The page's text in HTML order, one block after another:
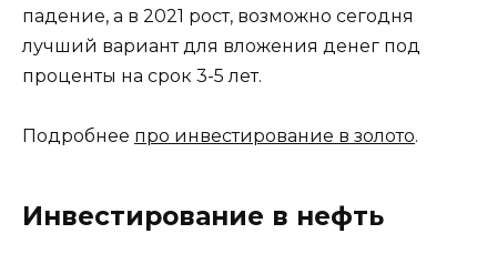
падение, а в 2021 рост, возможно сегодня
лучший вариант для вложения денег под
проценты на срок 3-5 лет.
Подробнее про инвестирование в золото.
Инвестирование в нефть